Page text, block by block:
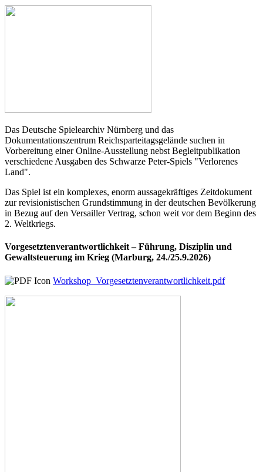
Das Deutsche Spielearchiv Nürnberg und das
Dokumentationszentrum Reichsparteitagsgelände suchen in
Vorbereitung einer Online-Ausstellung nebst Begleitpublikation
verschiedene Ausgaben des Schwarze Peter-Spiels "Verlorenes
Land".
Das Spiel ist ein komplexes, enorm aussagekräftiges Zeitdokument
zur revisionistischen Grundstimmung in der deutschen Bevölkerung
in Bezug auf den Versailler Vertrag, schon weit vor dem Beginn des
2. Weltkriegs.
Vorgesetztenverantwortlichkeit – Führung, Disziplin und
Gewaltsteuerung im Krieg (Marburg, 24./25.9.2026)
Workshop_Vorgesetztenverantwortlichkeit.pdf